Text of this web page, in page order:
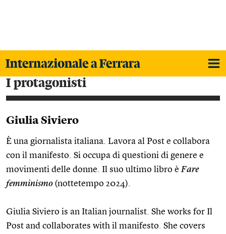
i protagonisti
Giulia Siviero
È una giornalista italiana. Lavora al Post e collabora
con il manifesto. Si occupa di questioni di genere e
movimenti delle donne. Il suo ultimo libro è Fare
femminismo (nottetempo 2024).
Giulia Siviero is an Italian journalist. She works for Il
Post and collaborates with il manifesto. She covers